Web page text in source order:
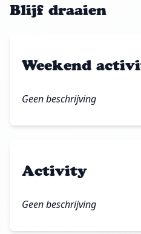
Blijf draaien
Weekend
Geen beschrijving
Activity
Geen beschrijving